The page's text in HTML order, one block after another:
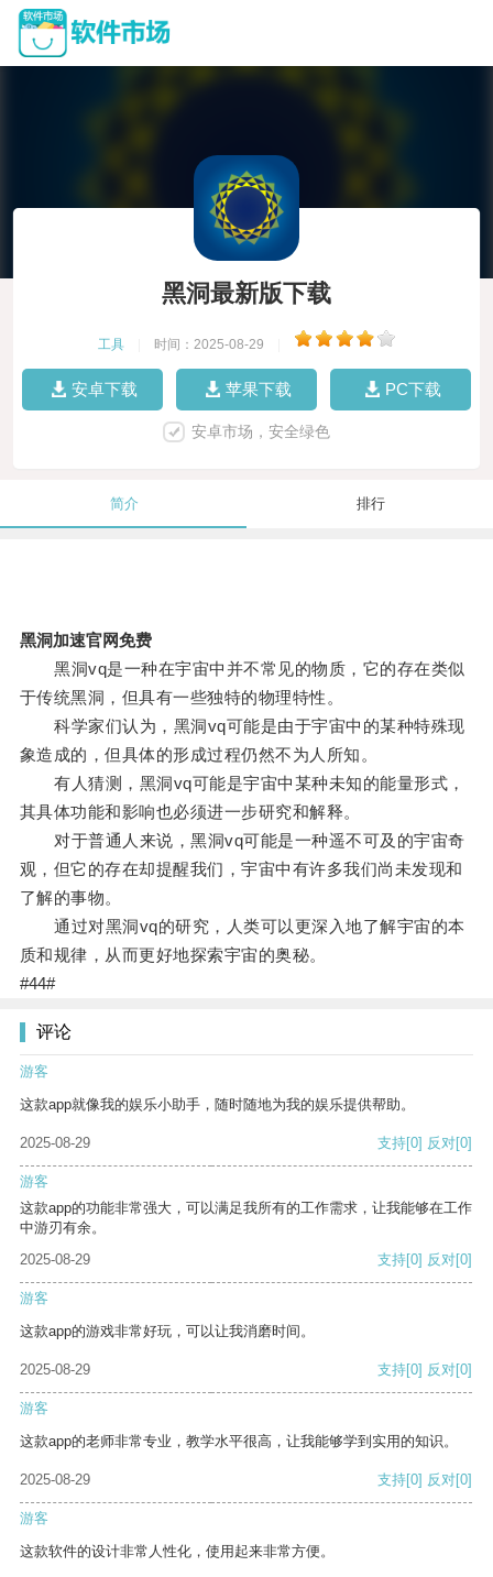
黑洞最新版下载
工具 时间：2025-08-29
安卓下载 苹果下载 PC下载
安卓市场，安全绿色
简介 排行
黑洞加速官网免费
黑洞vq是一种在宇宙中并不常见的物质，它的存在类似
于传统黑洞，但具有一些独特的物理特性。
科学家们认为，黑洞vq可能是由于宇宙中的某种特殊现
象造成的，但具体的形成过程仍然不为人所知。
有人猜测，黑洞vq可能是宇宙中某种未知的能量形式，
其具体功能和影响也必须进一步研究和解释。
对于普通人来说，黑洞vq可能是一种遥不可及的宇宙奇
观，但它的存在却提醒我们，宇宙中有许多我们尚未发现和
了解的事物。
通过对黑洞vq的研究，人类可以更深入地了解宇宙的本
质和规律，从而更好地探索宇宙的奥秘。
#44#
评论
游客
这款app就像我的娱乐小助手，随时随地为我的娱乐提供帮助。
2025-08-29 支持[0] 反对[0]
游客
这款app的功能非常强大，可以满足我所有的工作需求，让我能够在工作
中游刃有余。
2025-08-29
支持[0] 反对[0]
游客
这款app的游戏非常好玩，可以让我消磨时间。
2025-08-29 支持[0] 反对[0]
游客
这款app的老师非常专业，教学水平很高，让我能够学到实用的知识。
2025-08-29 支持[0] 反对[0]
游客
这款软件的设计非常人性化，使用起来非常方便。